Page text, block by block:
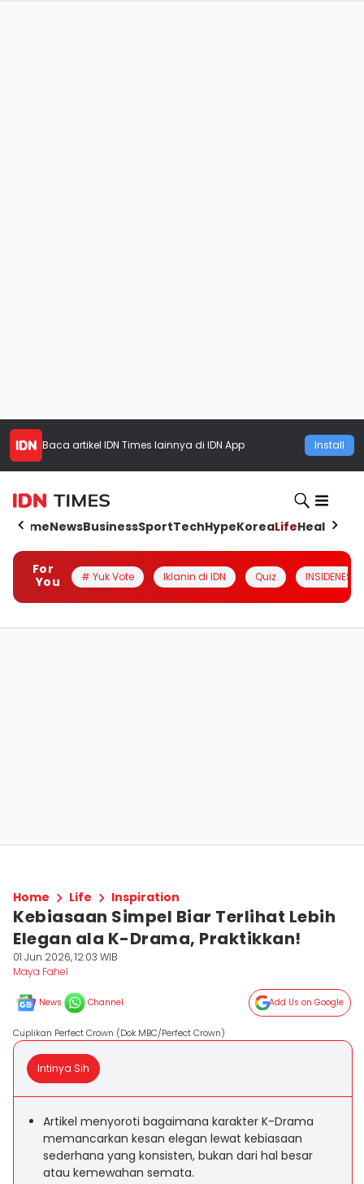
Baca artikel IDN Times lainnya di IDN App Install
HomeNewsBusinessSportTechHypeKoreaLifeHealth
For
You
# Yuk Vote Iklanin di IDN Quiz INSIDENESIA
Home Life Inspiration
Kebiasaan Simpel Biar Terlihat Lebih
Elegan ala K-Drama, Praktikkan!
01 Jun 2026, 12:03 WIB
Maya Fahel
News Channel Add Us on Google
Cuplikan Perfect Crown (Dok.MBC/Perfect Crown)
Intinya Sih
Artikel menyoroti bagaimana karakter K-Drama
memancarkan kesan elegan lewat kebiasaan
sederhana yang konsisten, bukan dari hal besar
atau kemewahan semata.